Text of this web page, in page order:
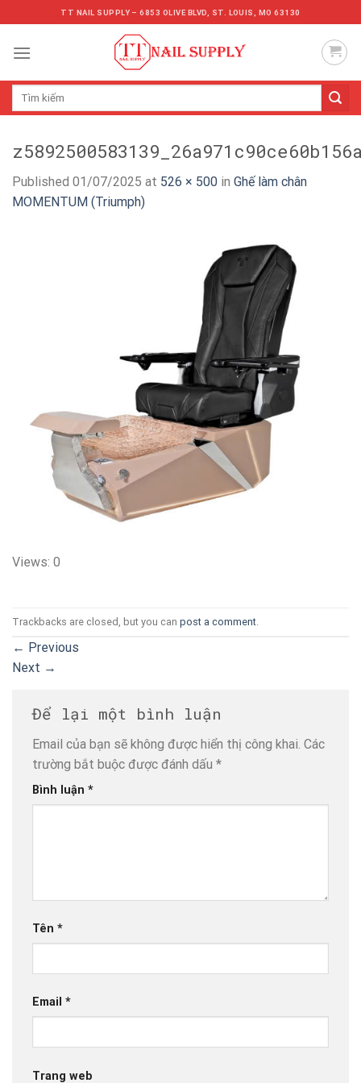
to
content
TT NAIL SUPPLY – 6853 OLIVE BLVD, ST. LOUIS, MO 63130
Tìm
Published 01/07/2025 at 526 × 500 in Ghế làm chân
MOMENTUM (Triumph)
Views: 0
Trackbacks are closed, but you can post a comment
← Previous
Next →
Để lại một bình luận
Email của bạn sẽ không được hiển thị công khai. Các
trường bắt buộc được đánh dấu *
Bình luận *
Tên *
Email *
Trang web